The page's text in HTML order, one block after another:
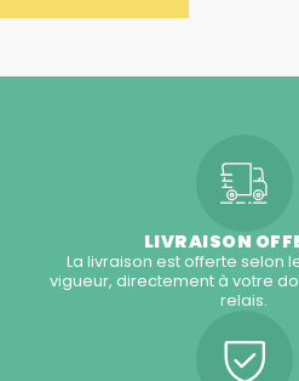
LIVRAISON
La livraison est offerte selon
vigueur, directement à votre
relais.